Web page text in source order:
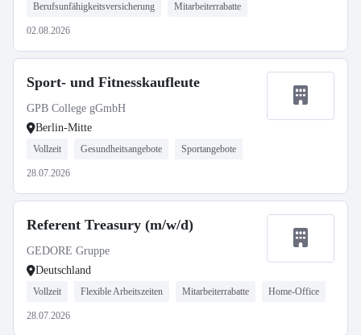
Berufsunfähigkeitsversicherung Mitarbeiterrabatte
02.08.2026
Sport- und Fitnesskaufleute
GPB College gGmbH
Berlin-Mitte
Vollzeit Gesundheitsangebote Sportangebote
28.07.2026
Referent Treasury (m/w/d)
GEDORE Gruppe
Deutschland
Vollzeit Flexible Arbeitszeiten Mitarbeiterrabatte Home-Office
28.07.2026